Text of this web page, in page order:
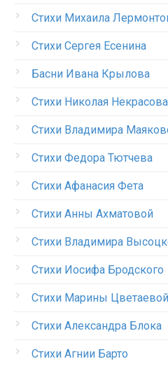
Стихи Михаила
Стихи Сергея Есенина
Басни Ивана Крылова
Стихи Николая Некрасова
Стихи Владимира
Стихи Федора Тютчева
Стихи Афанасия Фета
Стихи Анны Ахматовой
Стихи Владимира
Стихи Иосифа Бродского
Стихи Марины Цветаевой
Стихи Александра Блока
Стихи Агнии Барто